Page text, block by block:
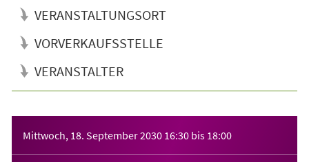
VERANSTALTUNGSORT
VORVERKAUFSSTELLE
VERANSTALTER
Mittwoch, 18. September 2030 16:30 bis 18:00